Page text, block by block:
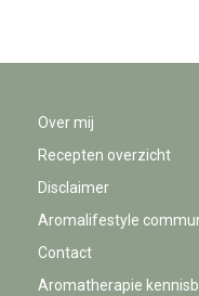
Over mij
Recepten overzicht
Disclaimer
Aromalifestyle
Contact
Aromatherapie